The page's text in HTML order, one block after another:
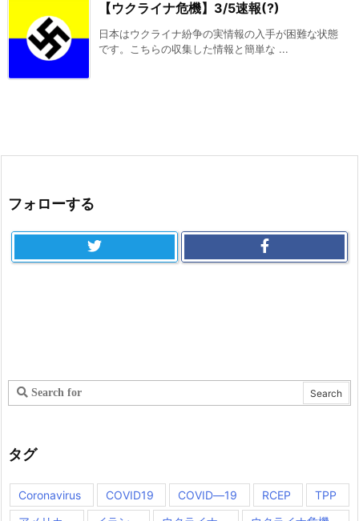
【ウクライナ危機】3/5速報(?)
日本はウクライナ紛争の実情報の入手が困難な状態
です。こちらの収集した情報と簡単な ...
フォローする
タグ
Coronavirus COVID19 COVID―19 RCEP
TPP